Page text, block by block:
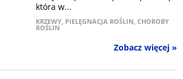
która w...
KRZEWY, PIELĘGNACJA ROŚLIN, CHOROBY
ROŚLIN
Zobacz więcej »